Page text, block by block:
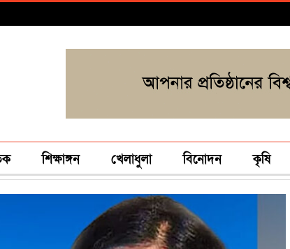
শিক্ষাঙ্গন খেলাধুলা বিনোদন কৃষি